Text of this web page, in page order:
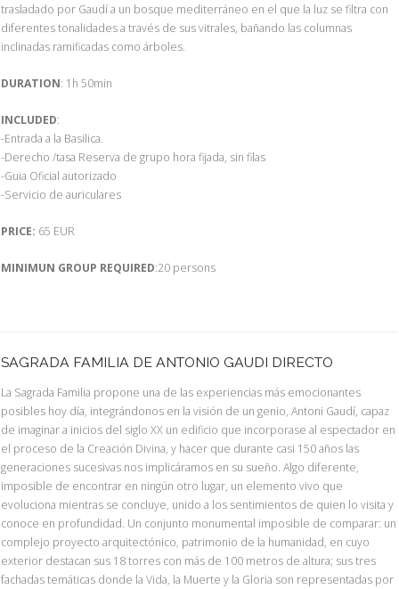
trasladado por Gaudí a un bosque mediterráneo en el que la luz se filtra con
diferentes tonalidades a través de sus vitrales, bañando las columnas
inclinadas ramificadas como árboles.
DURATION: 1h 50min
INCLUDED:
-Entrada a la Basilica.
-Derecho /tasa Reserva de grupo hora fijada, sin filas
-Guia Oficial autorizado
-Servicio de auriculares
PRICE: 65 EUR
MINIMUN GROUP REQUIRED:20 persons
SAGRADA FAMILIA DE ANTONIO GAUDI DIRECTO
La Sagrada Familia propone una de las experiencias más emocionantes
posibles hoy día, integrándonos en la visión de un genio, Antoni Gaudí, capaz
de imaginar a inicios del siglo XX un edificio que incorporase al espectador en
el proceso de la Creación Divina, y hacer que durante casi 150 años las
generaciones sucesivas nos implicáramos en su sueño. Algo diferente,
imposible de encontrar en ningún otro lugar, un elemento vivo que
evoluciona mientras se concluye, unido a los sentimientos de quien lo visita y
conoce en profundidad. Un conjunto monumental imposible de comparar: un
complejo proyecto arquitectónico, patrimonio de la humanidad, en cuyo
exterior destacan sus 18 torres con más de 100 metros de altura; sus tres
fachadas temáticas donde la Vida, la Muerte y la Gloria son representadas por